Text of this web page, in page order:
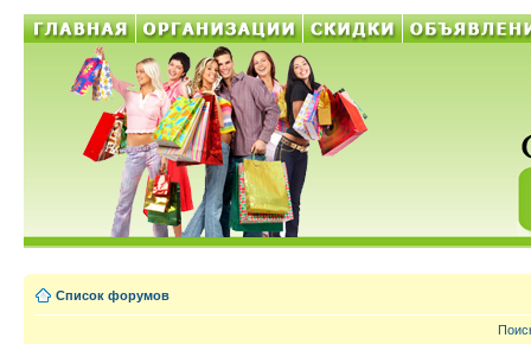
Список форумов